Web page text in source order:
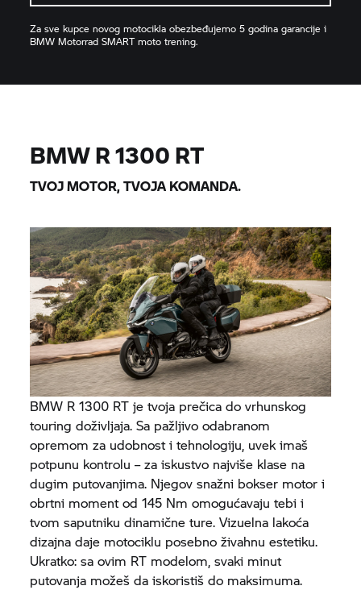
Za sve kupce novog motocikla obezbeđujemo 5 godina garancije i
BMW Motorrad SMART moto trening.
BMW R 1300 RT
TVOJ MOTOR, TVOJA KOMANDA.
BMW R 1300 RT je tvoja prečica do vrhunskog
touring doživljaja. Sa pažljivo odabranom
opremom za udobnost i tehnologiju, uvek imaš
potpunu kontrolu – za iskustvo najviše klase na
dugim putovanjima. Njegov snažni bokser motor i
obrtni moment od 145 Nm omogućavaju tebi i
tvom saputniku dinamične ture. Vizuelna lakoća
dizajna daje motociklu posebno živahnu estetiku.
Ukratko: sa ovim RT modelom, svaki minut
putovanja možeš da iskoristiš do maksimuma.